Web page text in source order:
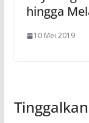
hingga
10 Mei 2019